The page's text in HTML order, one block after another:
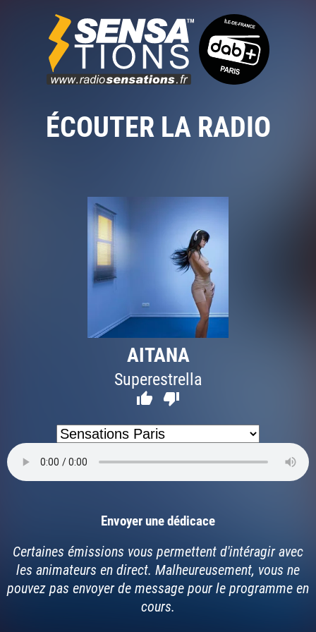
ÉCOUTER LA RADIO
AITANA
Superestrella
 
Envoyer une dédicace
Certaines émissions vous permettent d'intéragir avec
les animateurs en direct. Malheureusement, vous ne
pouvez pas envoyer de message pour le programme en
cours.